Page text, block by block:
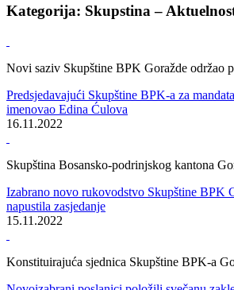
Početna Skupstina - Aktuelnosti i novosti